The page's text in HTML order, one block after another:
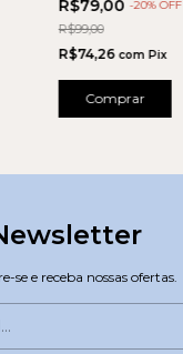
R$79,00 -20% OFF
R$99,00
R$74,26 com Pix
Comprar
se e receba nossas ofertas.